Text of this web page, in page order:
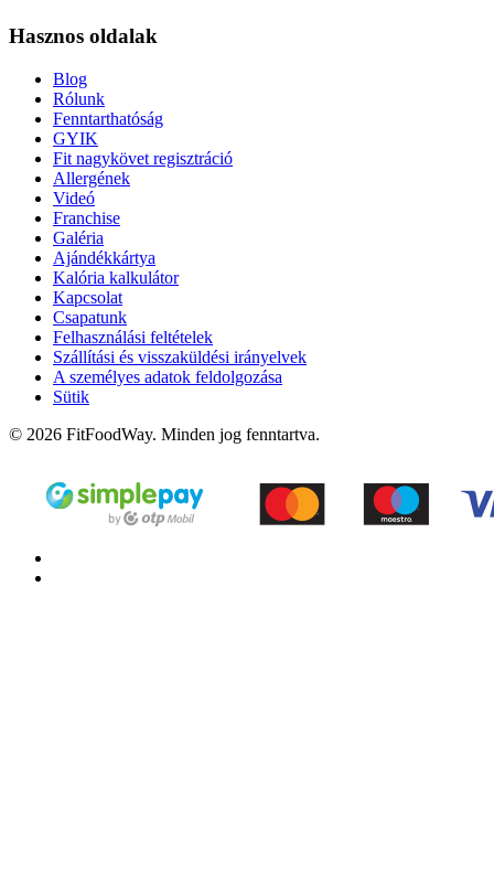
Hasznos oldalak
Blog
Rólunk
Fenntarthatóság
GYIK
Fit nagykövet regisztráció
Allergének
Videó
Franchise
Galéria
Ajándékkártya
Kalória kalkulátor
Kapcsolat
Csapatunk
Felhasználási feltételek
Szállítási és visszaküldési irányelvek
A személyes adatok feldolgozása
Sütik
© 2026 FitFoodWay. Minden jog fenntartva.